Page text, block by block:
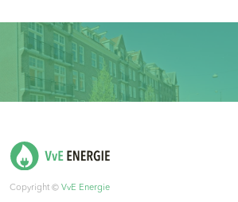
Copyright © VvE Energie